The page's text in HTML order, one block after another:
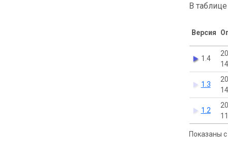
В
Версия
1.4
1.3
1.2
Показаны с